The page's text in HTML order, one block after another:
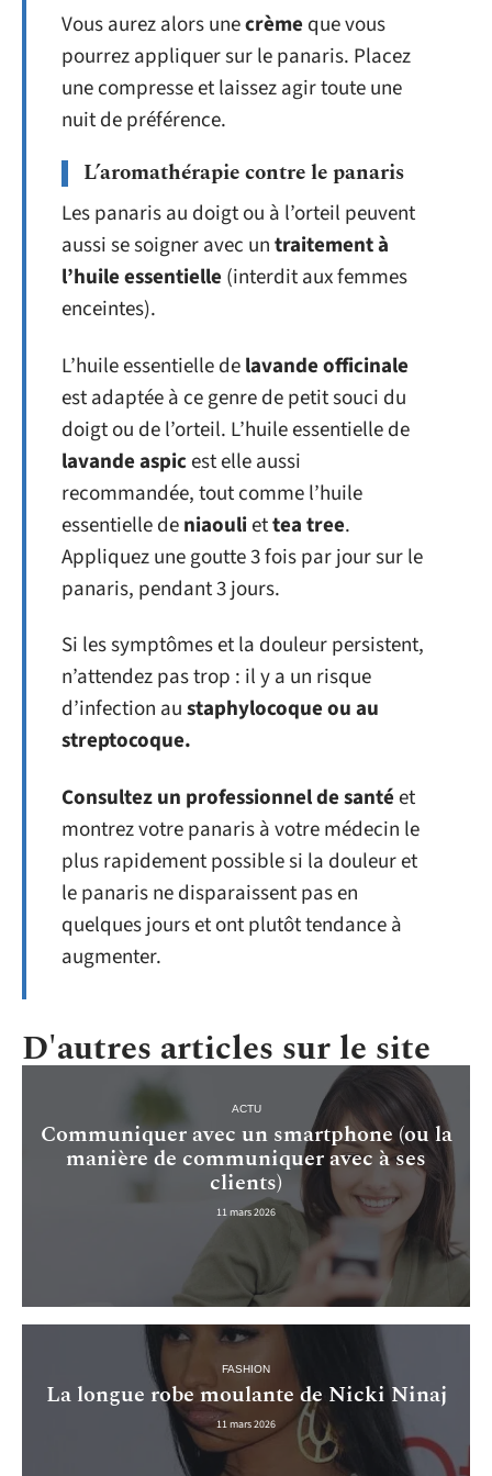
Vous aurez alors unecrème que vous
pourrez appliquer sur le panaris. Placez
une compresse et laissez agir toute une
nuit de préférence.
L’aromathérapie contre le panaris
Les panaris au doigt ou à l’orteil peuvent
aussi se soigner avec untraitement à
l’huile essentielle (interdit aux femmes
enceintes).
L’huile essentielle delavande officinale
est adaptée à ce genre de petit souci du
doigt ou de l’orteil. L’huile essentielle de
lavande aspicest elle aussi
recommandée, tout comme l’huile
essentielle deniaouliettea tree.
Appliquez une goutte 3 fois par jour sur le
panaris, pendant 3 jours.
Si les symptômes et la douleur persistent,
n’attendez pas trop : il y a un risque
d’infection austaphylocoque ou au
streptocoque.
Consultez un professionnel de santéet
montrez votre panaris à votre médecin le
plus rapidement possible si la douleur et
le panaris ne disparaissent pas en
quelques jours et ont plutôt tendance à
augmenter.
D'autres articles sur le site
ACTU
Communiquer avec un smartphone (ou la
manière de communiquer avec à ses
clients)
11 mars 2026
FASHION
La longue robe moulante de Nicki Ninaj
11 mars 2026